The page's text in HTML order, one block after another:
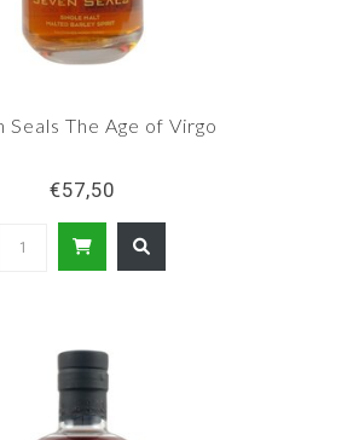
Seals The Age of Virgo
€57,50